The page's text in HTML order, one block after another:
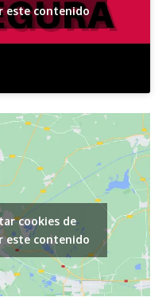
este contenido
cookies de
este contenido